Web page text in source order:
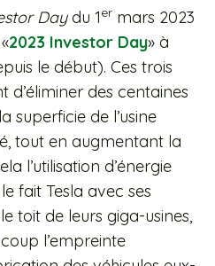
Daydu 1ermars 2023
2023 Investor Day» à
le début). Ces trois
des centaines
superficie de l’usine
tout en augmentant la
l’utilisation d’énergie
fait Tesla avec ses
toit de leurs giga-usines,
l’empreinte